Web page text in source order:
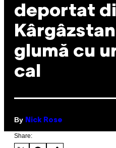
deportat
glumă cu
cal
By Nick Rose
Share: